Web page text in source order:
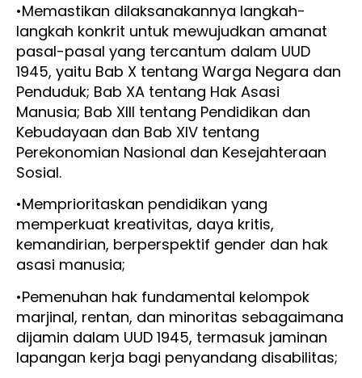
•Memastikan dilaksanakannya langkah-
langkah konkrit untuk mewujudkan amanat
pasal-pasal yang tercantum dalam UUD
1945, yaitu Bab X tentang Warga Negara dan
Penduduk; Bab XA tentang Hak Asasi
Manusia; Bab XIII tentang Pendidikan dan
Kebudayaan dan Bab XIV tentang
Perekonomian Nasional dan Kesejahteraan
Sosial.
•Memprioritaskan pendidikan yang
memperkuat kreativitas, daya kritis,
kemandirian, berperspektif gender dan hak
asasi manusia;
•Pemenuhan hak fundamental kelompok
marjinal, rentan, dan minoritas sebagaimana
dijamin dalam UUD 1945, termasuk jaminan
lapangan kerja bagi penyandang disabilitas;